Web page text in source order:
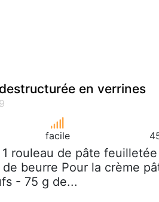
en verrines
facile
1 rouleau de pâte
beurre Pour la crème
- 75 g de...